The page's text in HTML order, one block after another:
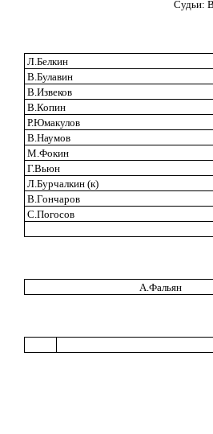
Cудьи:
Л.Белкин
В.Булавин
В.Извеков
В.Копин
Р.Юмакулов
В.Наумов
М.Фокин
Г.Вьюн
Л.Бурчалкин (к)
В.Гончаров
С.Погосов
А.Фальян